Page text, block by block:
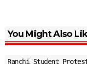
You Might Also
Ranchi Student